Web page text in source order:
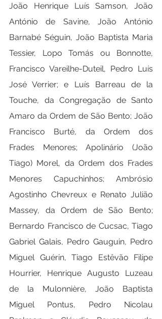
João Henrique Luís Samson, João
António de Savine, João António
Barnabé Séguin, João Baptista Maria
Tessier, Lopo Tomás ou Bonnotte,
Francisco Vareilhe-Duteil, Pedro Luís
José Verrier; e Luís Barreau de la
Touche, da Congregação de Santo
Amaro da Ordem de São Bento; João
Francisco Burté, da Ordem dos
Frades Menores; Apolinário (João
Tiago) Morel, da Ordem dos Frades
Menores Capuchinhos; Ambrósio
Agostinho Chevreux e Renato Julião
Massey, da Ordem de São Bento;
Bernardo Francisco de Cucsac, Tiago
Gabriel Galais, Pedro Gauguin, Pedro
Miguel Guérin, Tiago Estêvão Filipe
Hourrier, Henrique Augusto Luzeau
de la Mulonnière, João Baptista
Miguel Pontus, Pedro Nicolau